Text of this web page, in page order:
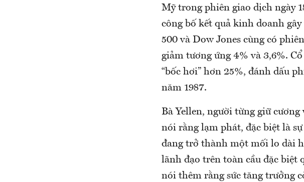
Mỹ trong phiên giao dịch ngày
công bố kết quả kinh doanh
500 và Dow Jones cùng có
giảm tương ứng 4% và 3,6%.
“bốc hơi” hơn 25%, đánh dấu
năm 1987.
Bà Yellen, người từng giữ
nói rằng lạm phát, đặc biệt là
đang trở thành một mối lo dài
lãnh đạo trên toàn cầu đặc biệt
nói thêm rằng sức tăng trưởng